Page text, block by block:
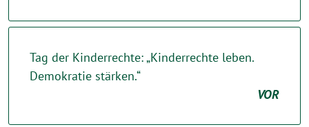
Tag der Kinderrechte: „Kinderrechte leben.
Demokratie stärken.“
VOR